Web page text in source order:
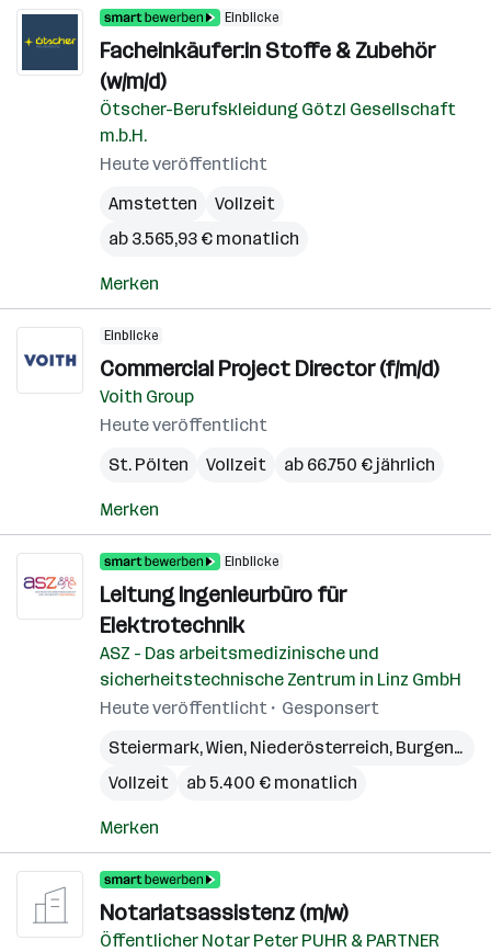
Einblicke
Facheinkäufer:in Stoffe & Zubehör
(w/m/d)
Ötscher-Berufskleidung Götzl Gesellschaft
m.b.H.
Heute veröffentlicht
Amstetten
Vollzeit
ab 3.565,93 € monatlich
Merken
Einblicke
Commercial Project Director (f/m/d)
Voith Group
Heute veröffentlicht
St. Pölten
Vollzeit ab 66.750 € jährlich
Merken
Einblicke
Leitung Ingenieurbüro für
Elektrotechnik
ASZ - Das arbeitsmedizinische und
sicherheitstechnische Zentrum in Linz GmbH
Heute veröffentlicht
Gesponsert
Steiermark,Wien, Niederösterreich, Burgenland
Vollzeit
ab 5.400 € monatlich
Merken
Notariatsassistenz (m/w)
Öffentlicher Notar Peter PUHR & PARTNER